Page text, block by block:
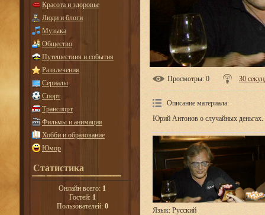
Красота и здоровье
Люди и блоги
Музыка
Общество
Путешествия и события
Развлечения
Сериалы
Спорт
Транспорт
Фильмы и анимация
Хобби и образование
Юмор
Статистика
Онлайн всего: 1
Гостей: 1
Пользователей: 0
Просмотры: 0 30
Описание материала:
Юрий Антонов о случайных деньгах.
Язык: Русский